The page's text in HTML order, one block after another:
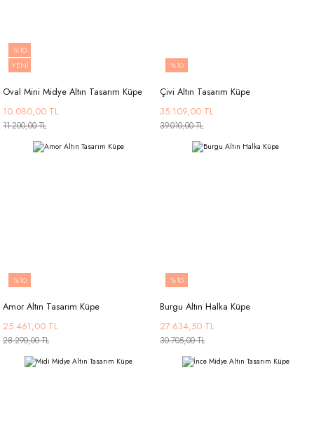
%10
YENİ
Oval Mini Midye Altın Tasarım Küpe
10.080,00 TL
11.200,00 TL
%10
Çivi Altın Tasarım Küpe
35.109,00 TL
39.010,00 TL
%10
Amor Altın Tasarım Küpe
25.461,00 TL
28.290,00 TL
%10
Burgu Altın Halka Küpe
27.634,50 TL
30.705,00 TL